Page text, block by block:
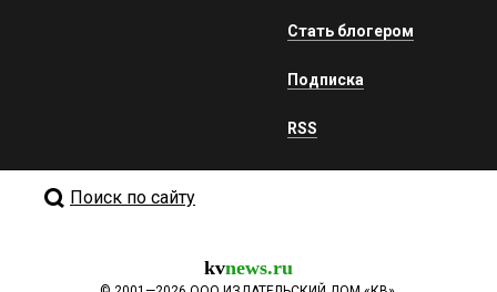
Стать блогером
Подписка
RSS
Поиск по сайту
kvnews.ru